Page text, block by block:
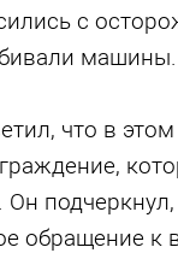
с
машины.
что в
Он
обращение к